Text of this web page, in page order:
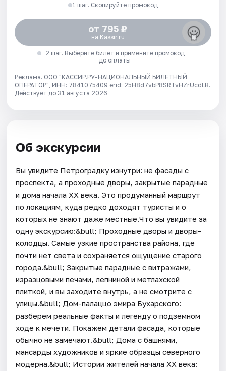
1 шаг. Скопируйте промокод
от 795 ₽
на Kassir.ru
2 шаг. Выберите билет и примените промокод
до оплаты
Реклама. ООО "КАССИР.РУ-НАЦИОНАЛЬНЫЙ БИЛЕТНЫЙ
ОПЕРАТОР", ИНН: 7841075409 erid: 25H8d7vbP8SRTvHZrUcdLB.
Действует до 31 августа 2026
Об экскурсии
Вы увидите Петроградку изнутри: не фасады с
проспекта, а проходные дворы, закрытые парадные
и дома начала XX века. Это продуманный маршрут
по локациям, куда редко доходят туристы и о
которых не знают даже местные.Что вы увидите за
одну экскурсию:&bull; Проходные дворы и дворы-
колодцы. Самые узкие пространства района, где
почти нет света и сохраняется ощущение старого
города.&bull; Закрытые парадные с витражами,
изразцовыми печами, лепниной и метлахской
плиткой, и вы заходите внутрь, а не смотрите с
улицы.&bull; Дом-палаццо эмира Бухарского:
разберём реальные факты и легенду о подземном
ходе к мечети. Покажем детали фасада, которые
обычно не замечают.&bull; Дома с башнями,
мансарды художников и яркие образцы северного
модерна.&bull; Истории жителей начала XX века: